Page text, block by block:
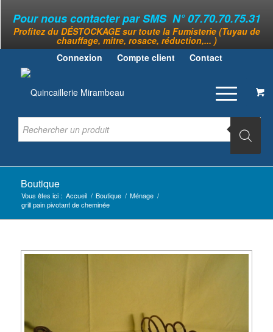
Pour nous contacter par SMS N° 07.70.70.75.31
Profitez du DÉSTOCKAGE sur toute la Fumisterie (Tuyau de
chauffage, mitre, rosace, réduction,... )
Connexion
Compte client Contact
Boutique
Vous êtes ici : Accueil / Boutique / Ménage /
grill pain pivotant de cheminée